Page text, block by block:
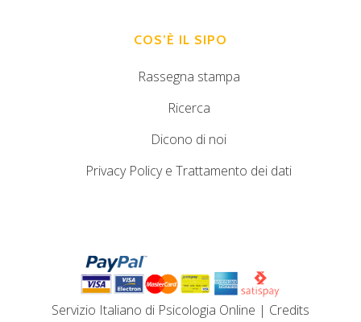
COS’È IL SIPO
Rassegna stampa
Ricerca
Dicono di noi
Privacy Policy e Trattamento dei dati
Servizio Italiano di Psicologia Online | Credits